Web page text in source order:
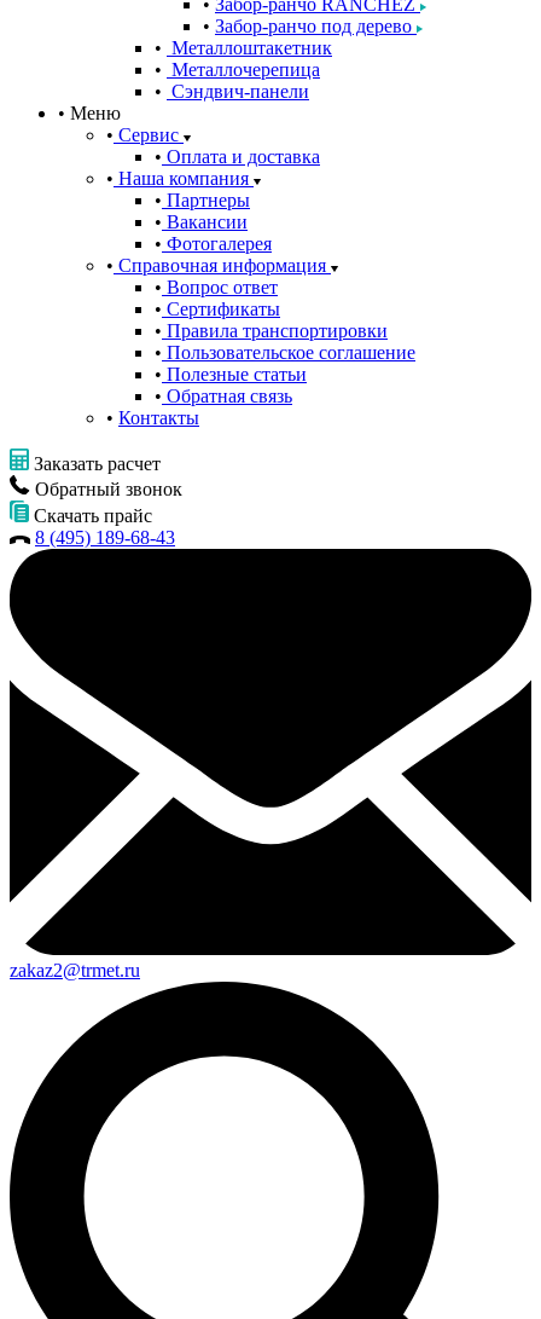
Забор-ранчо RANCHEZ
Забор-ранчо под дерево
Металлоштакетник
Металлочерепица
Сэндвич-панели
Меню
Сервис
Оплата и доставка
Наша компания
Партнеры
Вакансии
Фотогалерея
Справочная информация
Вопрос ответ
Сертификаты
Правила транспортировки
Пользовательское соглашение
Полезные статьи
Обратная связь
Контакты
Заказать расчет
Обратный звонок
Скачать прайс
8 (495) 189-68-43
zakaz2@trmet.ru